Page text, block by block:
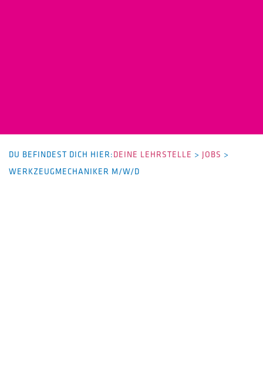
DU BEFINDEST DICH HIER:DEINE LEHRSTELLE > JOBS >
WERKZEUGMECHANIKER M/W/D